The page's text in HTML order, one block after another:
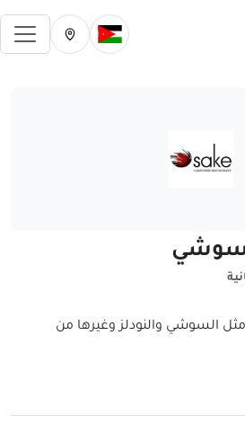
تغيير الدولة الحالية
تغيير المدينة
مثل السوشي والنودلز وغيرها من